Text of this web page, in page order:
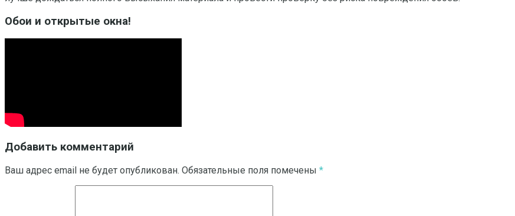
Обои и открытые окна!
Добавить комментарий
Ваш адрес email не будет опубликован. Обязательные поля помечены *